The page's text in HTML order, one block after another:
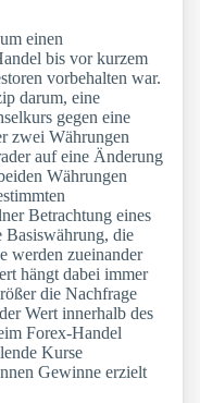
einen
bis vor kurzem
vorbehalten war.
darum, eine
gegen eine
zwei Währungen
auf eine Änderung
Währungen
Betrachtung eines
Basiswährung, die
werden zueinander
hängt dabei immer
die Nachfrage
Wert innerhalb des
Forex-Handel
Kurse
Gewinne erzielt